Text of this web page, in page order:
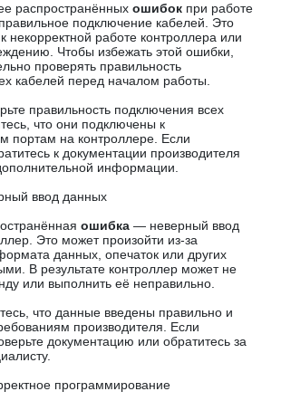
распространённых ошибок при работе
подключение кабелей. Это
некорректной работе контроллера или
Чтобы избежать этой ошибки,
проверять правильность
кабелей перед началом работы.
правильность подключения всех
что они подключены к
портам на контроллере. Если
к документации производителя
информации.
ввод данных
ошибка — неверный ввод
Это может произойти из-за
данных, опечаток или других
В результате контроллер может не
или выполнить её неправильно.
что данные введены правильно и
производителя. Если
документацию или обратитесь за
программирование